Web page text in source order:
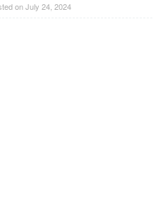
onJuly 24, 2024